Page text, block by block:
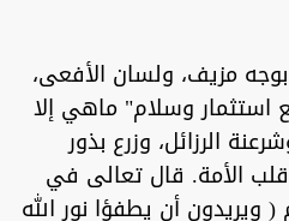
مزيف، ولسان الأفعى،
وسلام" ماهي إلا
الرزائل، وزرع بذور
الأمة. قال تعالى في
( ويريدون أن يطفؤا نور الله